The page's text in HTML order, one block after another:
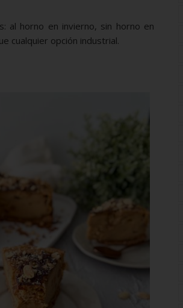
al horno en invierno, sin horno en
cualquier opción industrial.